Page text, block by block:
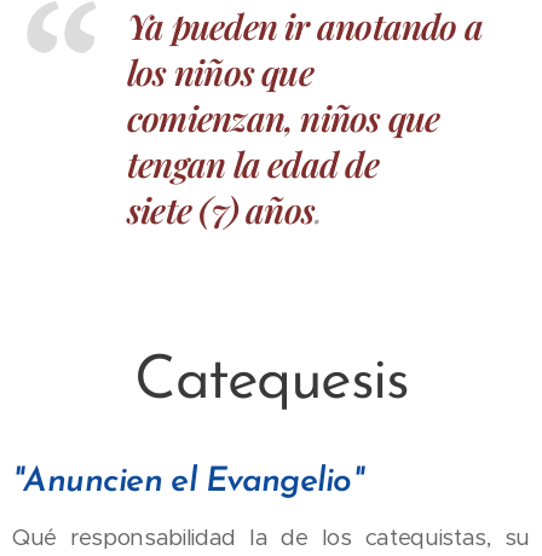
Ya pueden ir anotando a
los niños que
comienzan, niños que
tengan la edad de
siete (7) años.
Catequesis
"Anuncien el Evangelio"
Qué responsabilidad la de los catequistas, su